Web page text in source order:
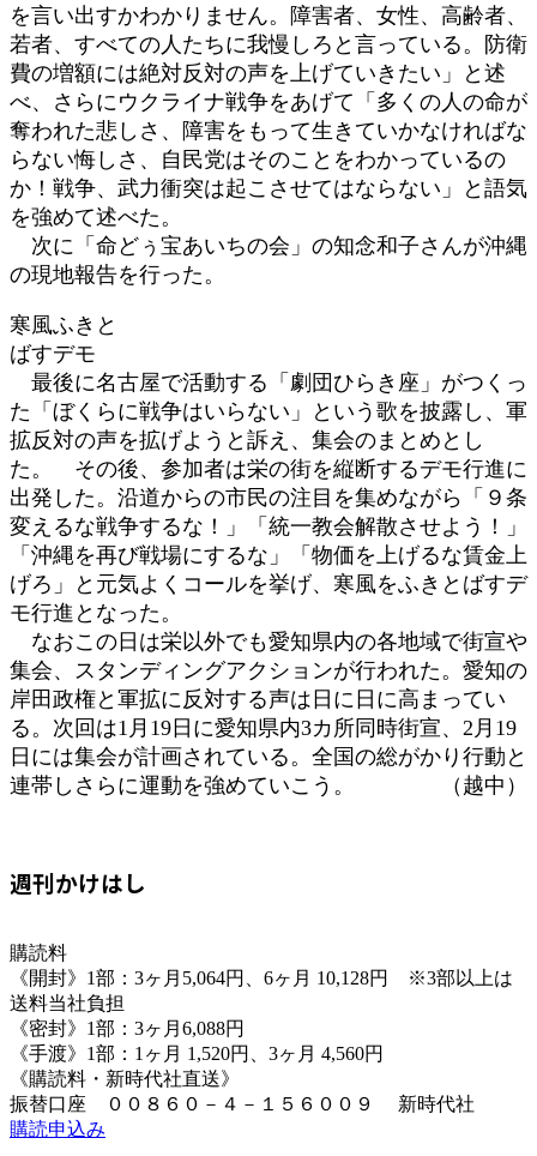
を言い出すかわかりません。障害者、女性、高齢者、
若者、すべての人たちに我慢しろと言っている。防衛
費の増額には絶対反対の声を上げていきたい」と述
べ、さらにウクライナ戦争をあげて「多くの人の命が
奪われた悲しさ、障害をもって生きていかなければな
らない悔しさ、自民党はそのことをわかっているの
か！戦争、武力衝突は起こさせてはならない」と語気
を強めて述べた。
次に「命どぅ宝あいちの会」の知念和子さんが沖縄
の現地報告を行った。
寒風ふきと
ばすデモ
最後に名古屋で活動する「劇団ひらき座」がつくっ
た「ぼくらに戦争はいらない」という歌を披露し、軍
拡反対の声を拡げようと訴え、集会のまとめとし
た。 その後、参加者は栄の街を縦断するデモ行進に
出発した。沿道からの市民の注目を集めながら「９条
変えるな戦争するな！」「統一教会解散させよう！」
「沖縄を再び戦場にするな」「物価を上げるな賃金上
げろ」と元気よくコールを挙げ、寒風をふきとばすデ
モ行進となった。
なおこの日は栄以外でも愛知県内の各地域で街宣や
集会、スタンディングアクションが行われた。愛知の
岸田政権と軍拡に反対する声は日に日に高まってい
る。次回は1月19日に愛知県内3カ所同時街宣、2月19
日には集会が計画されている。全国の総がかり行動と
連帯しさらに運動を強めていこう。 （越中）
週刊かけはし
購読料
《開封》1部：3ヶ月5,064円、6ヶ月 10,128円 ※3部以上は
送料当社負担
《密封》1部：3ヶ月6,088円
《手渡》1部：1ヶ月 1,520円、3ヶ月 4,560円
《購読料・新時代社直送》
振替口座 ００８６０－４－１５６００９ 新時代社
購読申込み